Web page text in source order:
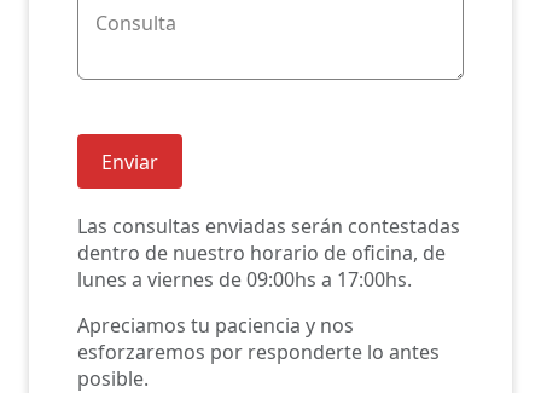
Consulta
Enviar
Las consultas enviadas serán contestadas
dentro de nuestro horario de oficina, de
lunes a viernes de 09:00hs a 17:00hs.
Apreciamos tu paciencia y nos
esforzaremos por responderte lo antes
posible.